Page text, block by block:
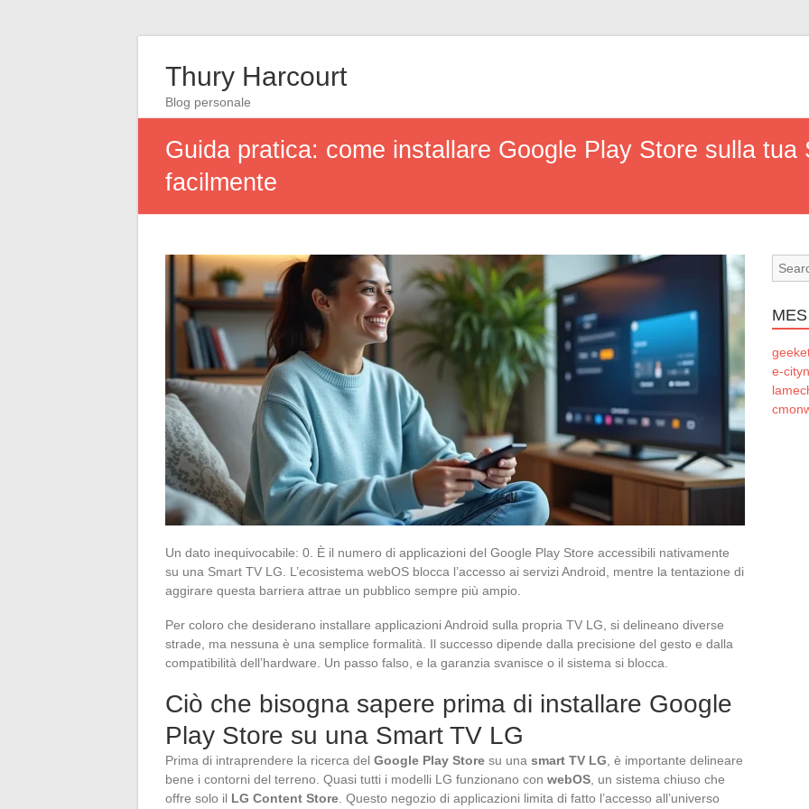
Thury Harcourt
Blog personale
Guida pratica: come installare Google Play Store sulla tua
facilmente
Un dato inequivocabile: 0. È il numero di applicazioni del Google Play Store accessibili nativamente
su una Smart TV LG. L’ecosistema webOS blocca l’accesso ai servizi Android, mentre la tentazione di
aggirare questa barriera attrae un pubblico sempre più ampio.
Per coloro che desiderano installare applicazioni Android sulla propria TV LG, si delineano diverse
strade, ma nessuna è una semplice formalità. Il successo dipende dalla precisione del gesto e dalla
compatibilità dell’hardware. Un passo falso, e la garanzia svanisce o il sistema si blocca.
Ciò che bisogna sapere prima di installare Google
Play Store su una Smart TV LG
Prima di intraprendere la ricerca del Google Play Store su una smart TV LG , è importante delineare
bene i contorni del terreno. Quasi tutti i modelli LG funzionano con webOS , un sistema chiuso che
offre solo il LG Content Store . Questo negozio di applicazioni limita di fatto l’accesso all’universo
e-